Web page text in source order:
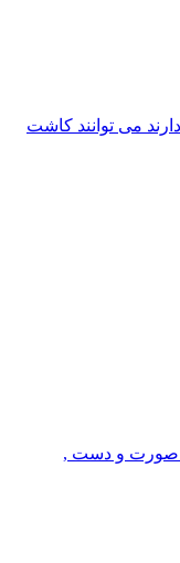
می توانند کاشت
صورت و دست ,